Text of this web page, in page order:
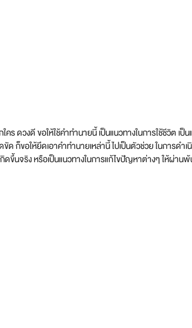
วงดี ขอให้ใช้คำทำนายนี้ เป็นแนวทางในการใช้ชีวิต เป็
ขอให้ยึดเอาคำทำนายเหล่านี้ ไปเป็นตัวช่วย ในการดำเ
ดขึ้นจริง หรือเป็นแนวทางในการแก้ไขปัญหาต่างๆ ให้ผ่า